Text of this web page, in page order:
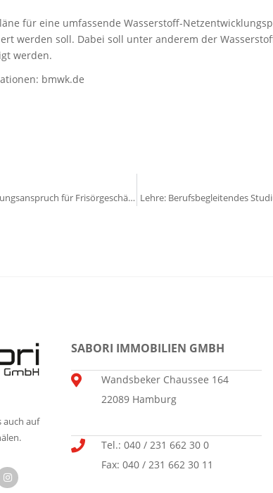
für eine umfassende Wasserstoff-
werden soll. Dabei soll unter anderem der
werden.
bmwk.de
Lockdown: Kein Entschädigungsanspruch für Frisörgeschäfte Lehre: Berufsbegleitendes
auch auf
SABORI IMMOBILIEN GMBH
Wandsbeker Chaussee 164
22089 Hamburg
Tel.: 040 / 231 662 30 0
Fax: 040 / 231 662 30 11